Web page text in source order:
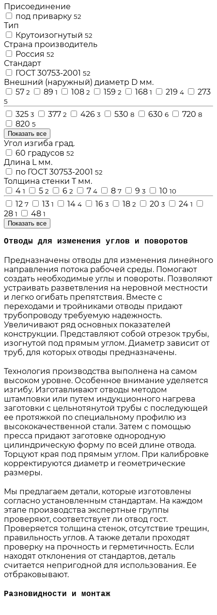
Присоединение
под приварку 52
Тип
Крутоизогнутый 52
Страна производитель
Россия 52
Стандарт
ГОСТ 30753-2001 52
Внешний (наружный) диаметр D мм.
57 2 89 1 108 2 159 2 168 1 219 4 273
5
325 3 377 2 426 3 530 8 630 6 720 8
820 5
Показать все
Угол изгиба град.
60 градусов 52
Длина L мм.
по ГОСТ 30753-2001 52
Толщина стенки Т мм.
4 1 5 2 6 2 7 4 8 7 9 3 10 10
12 7 13 1 14 4 16 3 18 2 20 3 24 1
28 1 48 1
Показать все
Отводы для изменения углов и поворотов
Предназначены отводы для изменения линейного
направления потока рабочей среды. Помогают
создать необходимые углы и повороты. Позволяют
устраивать разветвления на неровной местности
и легко огибать препятствия. Вместе с
переходами и тройниками отводы придают
трубопроводу требуемую надежность.
Увеличивают ряд основных показателей
конструкции. Представляют собой отрезок трубы,
изогнутой под прямым углом. Диаметр зависит от
труб, для которых отводы предназначены.
Технология производства выполнена на самом
высоком уровне. Особенное внимание уделяется
изгибу. Изготавливают отводы методом
штамповки или путем индукционного нагрева
заготовки с цельнотянутой трубы с последующей
ее протяжкой по специальному профилю из
высококачественной стали. Затем с помощью
пресса придают заготовке однородную
цилиндрическую форму по всей длине отвода.
Торцуют края под прямым углом. При калибровке
корректируются диаметр и геометрические
размеры.
Мы предлагаем детали, которые изготовлены
согласно установленным стандартам. На каждом
этапе производства экспертные группы
проверяют, соответствует ли отвод гост.
Проверяется толщина стенок, отсутствие трещин,
правильность углов. А также детали проходят
проверку на прочность и герметичность. Если
находят отклонения от стандартов, деталь
считается непригодной для использования. Ее
отбраковывают.
Разновидности и монтаж